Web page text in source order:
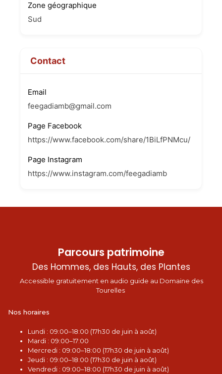
Zone géographique
Sud
Contact
Email
feegadiamb@gmail.com
Page Facebook
https://www.facebook.com/share/1BiLfPNMcu/
Page Instagram
https://www.instagram.com/feegadiamb
Parcours patrimoine
Des Hommes, des Hauts, des Plantes
Accessible gratuitement en audio guide au Domaine des
Tourelles
Nos horaires
Lundi : 09:00–18:00 (17h30 de juin à août)
Mardi : 09:00–17:00
Mercredi : 09:00–18:00 (17h30 de juin à août)
Jeudi : 09:00–18:00 (17h30 de juin à août)
Vendredi : 09:00–18:00 (17h30 de juin à août)